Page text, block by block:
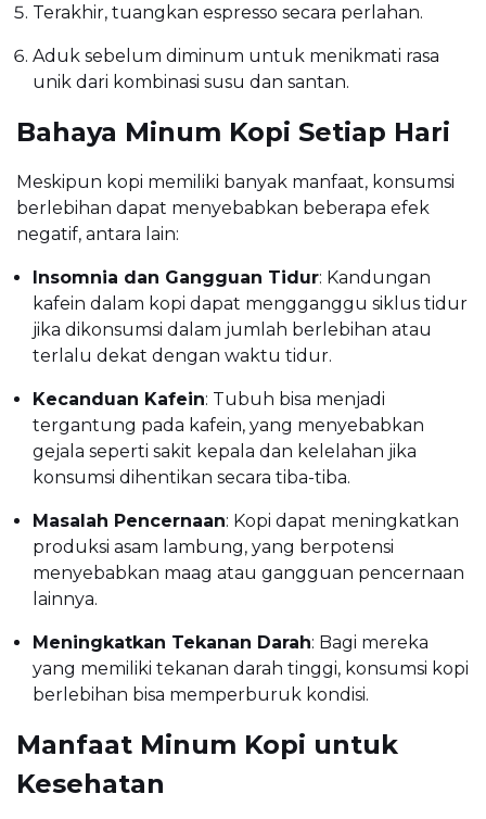
Terakhir, tuangkan espresso secara perlahan.
Aduk sebelum diminum untuk menikmati rasa
unik dari kombinasi susu dan santan.
Bahaya Minum Kopi Setiap Hari
Meskipun kopi memiliki banyak manfaat, konsumsi
berlebihan dapat menyebabkan beberapa efek
negatif, antara lain:
Insomnia dan Gangguan Tidur: Kandungan
kafein dalam kopi dapat mengganggu siklus tidur
jika dikonsumsi dalam jumlah berlebihan atau
terlalu dekat dengan waktu tidur.
Kecanduan Kafein: Tubuh bisa menjadi
tergantung pada kafein, yang menyebabkan
gejala seperti sakit kepala dan kelelahan jika
konsumsi dihentikan secara tiba-tiba.
Masalah Pencernaan: Kopi dapat meningkatkan
produksi asam lambung, yang berpotensi
menyebabkan maag atau gangguan pencernaan
lainnya.
Meningkatkan Tekanan Darah: Bagi mereka
yang memiliki tekanan darah tinggi, konsumsi kopi
berlebihan bisa memperburuk kondisi.
Manfaat Minum Kopi untuk
Kesehatan